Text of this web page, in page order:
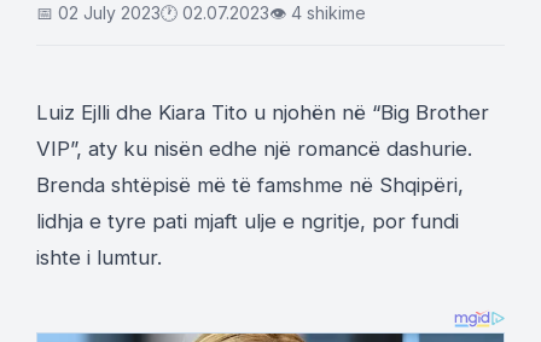
📅 02 July 2023🕐 02.07.2023👁 4 shikime
Luiz Ejlli dhe Kiara Tito u njohën në “Big Brother
VIP”, aty ku nisën edhe një romancë dashurie.
Brenda shtëpisë më të famshme në Shqipëri,
lidhja e tyre pati mjaft ulje e ngritje, por fundi
ishte i lumtur.